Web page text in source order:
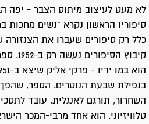
לא מעט לעיצוב מיתוס הצבר - יפה
כלל רק סיפורים שעברו את הצנזורה
קיבוץ
בנפילת שבעת הנוטרים. הספר,
השחרור, תורגם לאנגלית, עובד
טלוויזיוני. הוא אחד מרבי-המכר